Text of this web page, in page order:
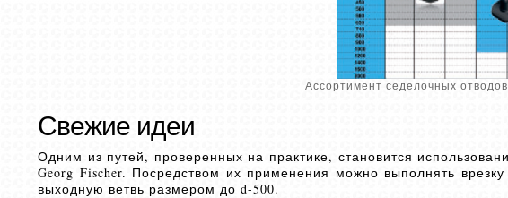
Ассортимент седелочных отводов
Свежие идеи
Одним из путей, проверенных на практике, становится
Georg Fischer. Посредством их применения можно выполнять
выходную ветвь размером до d-500.